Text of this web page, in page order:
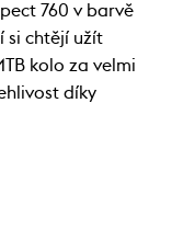
760 v barvě
si chtějí užít
kolo za velmi
díky